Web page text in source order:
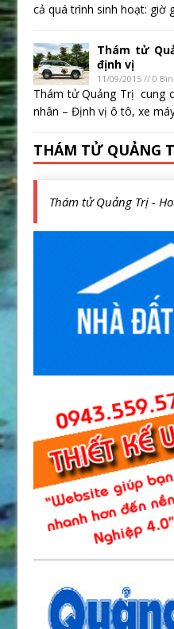
cả quá trình sinh hoạt: giờ
Thám tử
định vị
11/09/2015 // 0
Thám tử Quảng Trị cung
nhân – Định vị ô tô, xe
THÁM TỬ QUẢNG
Thám tử Quảng Trị -